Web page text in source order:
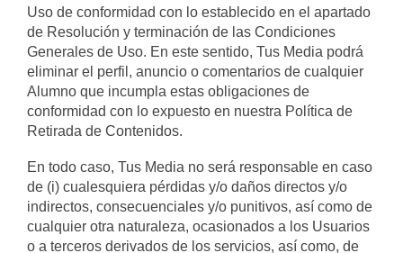
Uso de conformidad con lo establecido en el apartado
de Resolución y terminación de las Condiciones
Generales de Uso. En este sentido, Tus Media podrá
eliminar el perfil, anuncio o comentarios de cualquier
Alumno que incumpla estas obligaciones de
conformidad con lo expuesto en nuestra Política de
Retirada de Contenidos.
En todo caso, Tus Media no será responsable en caso
de (i) cualesquiera pérdidas y/o daños directos y/o
indirectos, consecuenciales y/o punitivos, así como de
cualquier otra naturaleza, ocasionados a los Usuarios
o a terceros derivados de los servicios, así como, de